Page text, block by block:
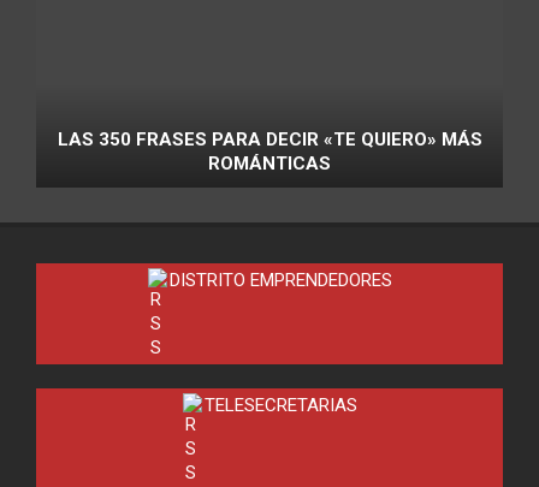
LAS 350 FRASES PARA DECIR «TE QUIERO» MÁS
ROMÁNTICAS
DISTRITO EMPRENDEDORES
TELESECRETARIAS